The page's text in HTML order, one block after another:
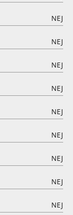
NEJ
NEJ
NEJ
NEJ
NEJ
NEJ
NEJ
NEJ
NEJ